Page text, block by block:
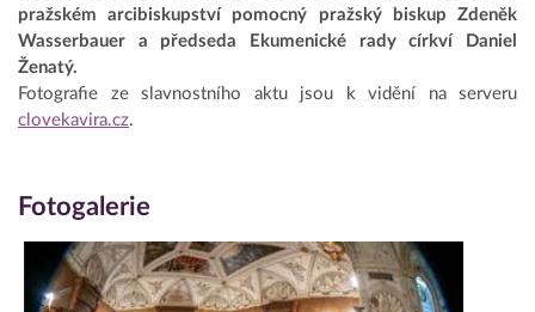
pražském arcibiskupství pomocný pražský biskup Zdeněk
Wasserbauer a předseda Ekumenické rady církví Daniel
Ženatý.
Fotografie ze slavnostního aktu jsou k vidění na serveru
clovekavira.cz.
Fotogalerie